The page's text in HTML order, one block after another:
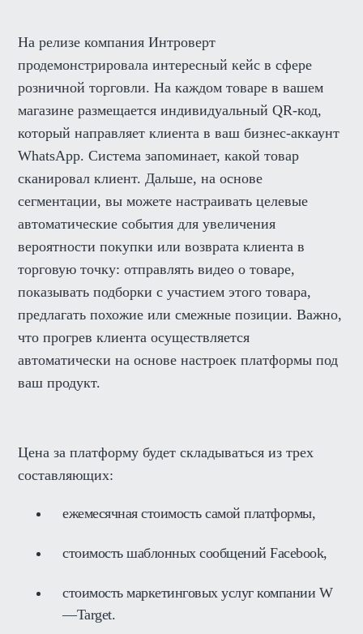
На релизе компания Интроверт
продемонстрировала интересный кейс в сфере
розничной торговли. На каждом товаре в вашем
магазине размещается индивидуальный QR-код,
который направляет клиента в ваш бизнес-аккаунт
WhatsApp. Система запоминает, какой товар
сканировал клиент. Дальше, на основе
сегментации, вы можете настраивать целевые
автоматические события для увеличения
вероятности покупки или возврата клиента в
торговую точку: отправлять видео о товаре,
показывать подборки с участием этого товара,
предлагать похожие или смежные позиции. Важно,
что прогрев клиента осуществляется
автоматически на основе настроек платформы под
ваш продукт.
Цена за платформу будет складываться из трех
составляющих:
ежемесячная стоимость самой платформы,
стоимость шаблонных сообщений Facebook,
стоимость маркетинговых услуг компании W
—Target.